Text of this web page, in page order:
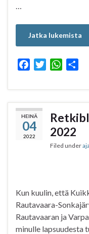
…
Jatka lukemista
c
e
b
o
o
i
t
W
a
t
A
p
p
a
r
e
HEINÄ
04
2022
2022
Filed under
Kun kuulin, että
Rautavaara-
Rautavaaran ja
minulle lapsuudesta